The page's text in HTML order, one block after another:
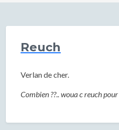
Reuch
Verlan de cher.
Combien ??.. woua c reuch pour